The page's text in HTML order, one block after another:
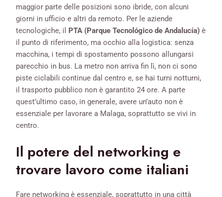
maggior parte delle posizioni sono ibride, con alcuni
giorni in ufficio e altri da remoto. Per le aziende
tecnologiche, il PTA (Parque Tecnológico de Andalucía) è
il punto di riferimento, ma occhio alla logistica: senza
macchina, i tempi di spostamento possono allungarsi
parecchio in bus. La metro non arriva fin lì, non ci sono
piste ciclabili continue dal centro e, se hai turni notturni,
il trasporto pubblico non è garantito 24 ore. A parte
quest’ultimo caso, in generale, avere un’auto non è
essenziale per lavorare a Malaga, soprattutto se vivi in
centro.
Il potere del networking e
trovare lavoro come italiani
Fare networking è essenziale, soprattutto in una città